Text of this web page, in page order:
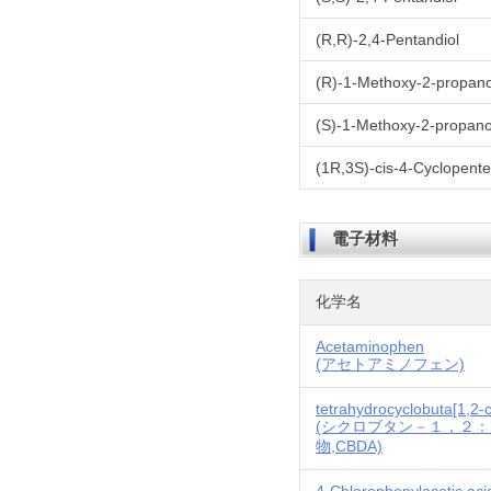
(R,R)-2,4-Pentandiol
(R)-1-Methoxy-2-
(S)-1-Methoxy-2-
(1R,3S)-cis-4-
電子材料
化学名
Acetaminophen
(アセトアミノフェン)
(シクロブタン－１，２
物,CBDA)